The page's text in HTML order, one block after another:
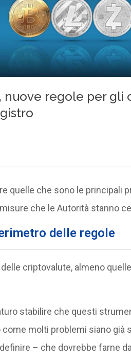
quelle che sono le principali
che le Autorità stanno
delle regole
criptovalute, almeno
stabilire che questi
come molti problemi siano già
– che dovrebbe farne